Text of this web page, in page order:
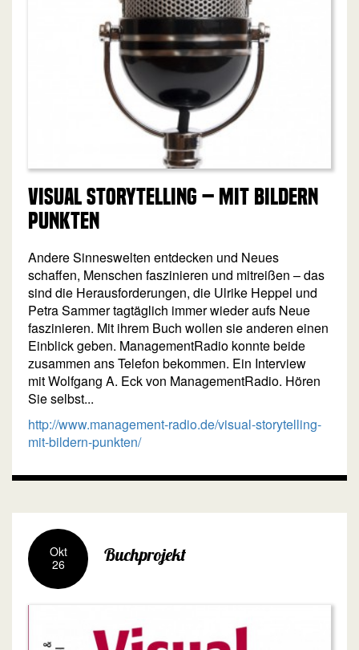
Visual Storytelling – mit Bildern
punkten
Andere Sinneswelten entdecken und Neues
schaffen, Menschen faszinieren und mitreißen – das
sind die Herausforderungen, die Ulrike Heppel und
Petra Sammer tagtäglich immer wieder aufs Neue
faszinieren. Mit ihrem Buch wollen sie anderen einen
Einblick geben. ManagementRadio konnte beide
zusammen ans Telefon bekommen. Ein Interview
mit Wolfgang A. Eck von ManagementRadio. Hören
Sie selbst...
http://www.management-radio.de/visual-storytelling-
mit-bildern-punkten/
Okt
26
Buchprojekt